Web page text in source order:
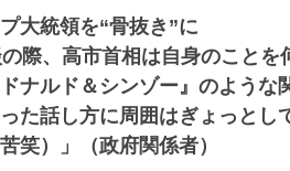
大統領を“骨抜き”に
の際、高市首相は自身のこと
ナルド＆シンゾー』のような
た話し方に周囲はぎょっと
笑）」（政府関係者）